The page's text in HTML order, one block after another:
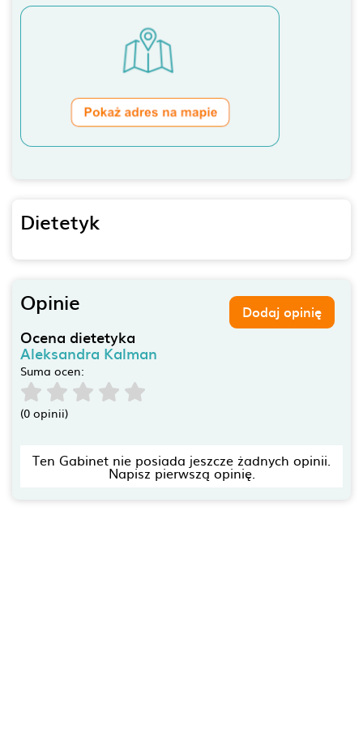
Dietetyk
Opinie Dodaj opinię
Ocena dietetyka
Aleksandra Kalman
Suma ocen:
(0 opinii)
Ten Gabinet nie posiada jeszcze żadnych opinii.
Napisz pierwszą opinię.